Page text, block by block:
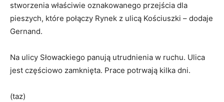
stworzenia właściwie oznakowanego przejścia dla
pieszych, które połączy Rynek z ulicą Kościuszki – dodaje
Gernand.
Na ulicy Słowackiego panują utrudnienia w ruchu. Ulica
jest częściowo zamknięta. Prace potrwają kilka dni.
(taz)